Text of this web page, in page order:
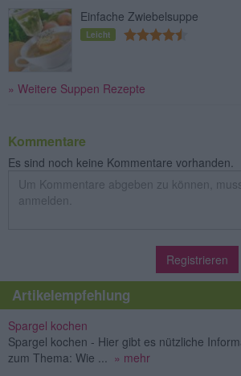
Einfache Zwiebelsuppe
Leicht
» Weitere Suppen Rezepte
Kommentare
Es sind noch keine Kommentare vorhanden.
Registrieren
Artikelempfehlung
Spargel kochen
Spargel kochen - Hier gibt es nützliche
zum Thema: Wie ...
» mehr